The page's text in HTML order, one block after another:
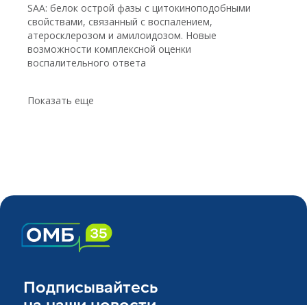
SAA: белок острой фазы с цитокиноподобными
свойствами, связанный с воспалением,
атеросклерозом и амилоидозом. Новые
возможности комплексной оценки
воспалительного ответа
Показать еще
Подписывайтесь